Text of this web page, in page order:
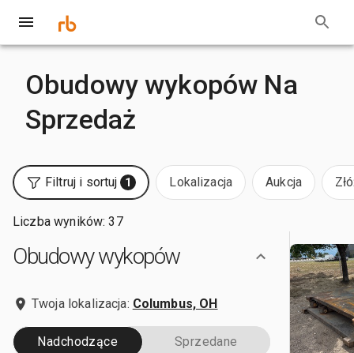
Obudowy wykopów Na
Sprzedaż
Filtruj i sortuj 1 Lokalizacja Aukcja
Liczba wyników: 37
Obudowy wykopów
Twoja lokalizacja: Columbus, OH
Nadchodzące Sprzedane